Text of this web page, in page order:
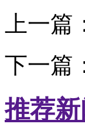
上一篇
下一篇
推荐新